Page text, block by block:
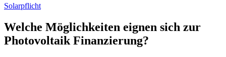
Solarpflicht
Welche Möglichkeiten eignen sich zur
Photovoltaik Finanzierung?